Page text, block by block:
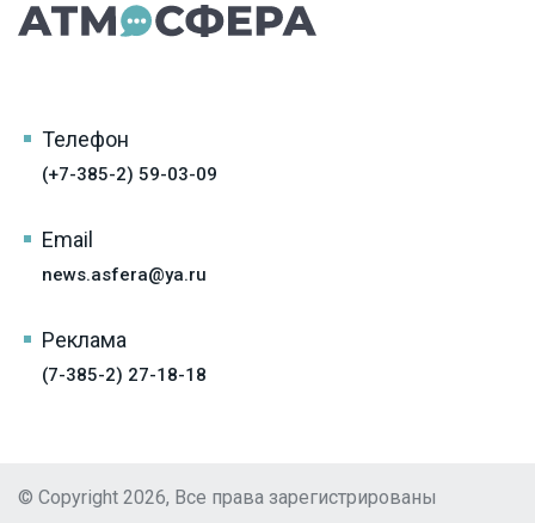
Телефон
(+7-385-2) 59-03-09
Email
news.asfera@ya.ru
Реклама
(7-385-2) 27-18-18
© Copyright 2026, Все права зарегистрированы